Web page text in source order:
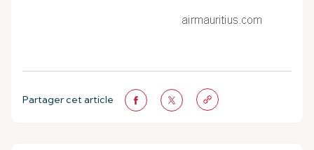
Partager cet article